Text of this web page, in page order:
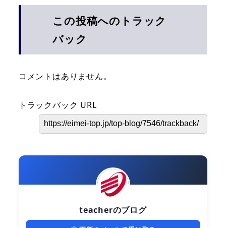
この投稿へのトラック
バック
コメントはありません。
トラックバック URL
teacherのブログ